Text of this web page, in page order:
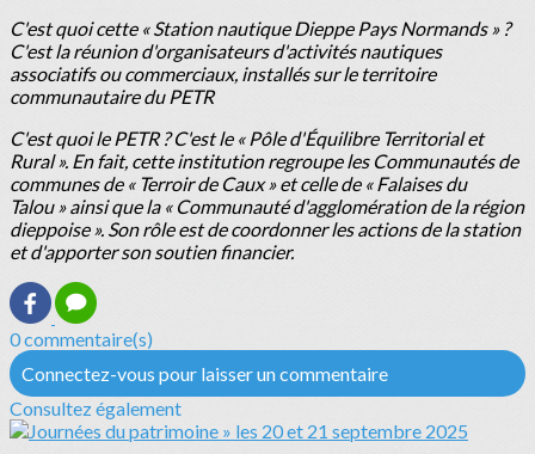
C'est quoi cette « Station nautique Dieppe Pays Normands » ?
C'est la réunion d'organisateurs d'activités nautiques
associatifs ou commerciaux, installés sur le territoire
communautaire du PETR
C'est quoi le PETR ? C'est le « Pôle d'Équilibre Territorial et
Rural ». En fait, cette institution regroupe les Communautés de
communes de « Terroir de Caux » et celle de « Falaises du
Talou » ainsi que la « Communauté d'agglomération de la région
dieppoise ». Son rôle est de coordonner les actions de la station
et d'apporter son soutien financier.
0 commentaire(s)
Connectez-vous pour laisser un commentaire
Consultez également